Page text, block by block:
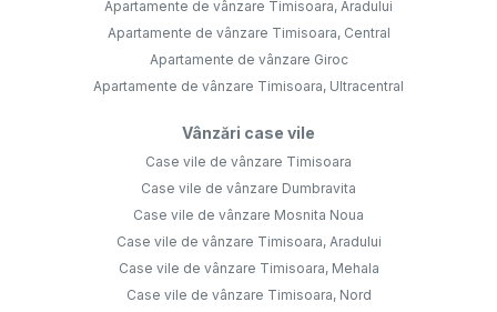
Apartamente de vânzare Timisoara, Aradului
Apartamente de vânzare Timisoara, Central
Apartamente de vânzare Giroc
Apartamente de vânzare Timisoara, Ultracentral
Vânzări case vile
Case vile de vânzare Timisoara
Case vile de vânzare Dumbravita
Case vile de vânzare Mosnita Noua
Case vile de vânzare Timisoara, Aradului
Case vile de vânzare Timisoara, Mehala
Case vile de vânzare Timisoara, Nord